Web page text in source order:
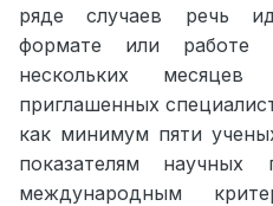
ряде случаев речь
формате или
нескольких
приглашенных
как минимум пяти
показателям
международным